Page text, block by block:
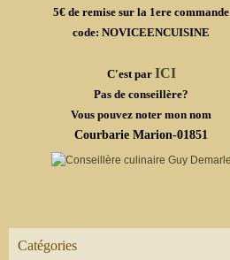
5€ de remise sur la 1ere commande
code: NOVICEENCUISINE
C'est par ICI
Pas de conseillère?
Vous pouvez noter mon nom
Courbarie Marion-01851
Catégories